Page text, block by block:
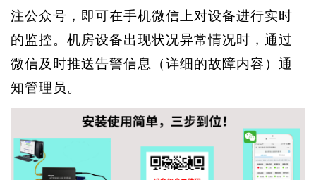
注公众号，即可在手机微信上对设备进行实时
的监控。机房设备出现状况异常情况时，通过
微信及时推送告警信息（详细的故障内容）通
知管理员。